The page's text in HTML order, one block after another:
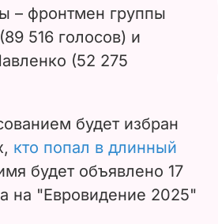
– фронтмен группы
516 голосов) и
(52 275
будет избран
кто попал в длинный
будет объявлено 17
на "Евровидение 2025"